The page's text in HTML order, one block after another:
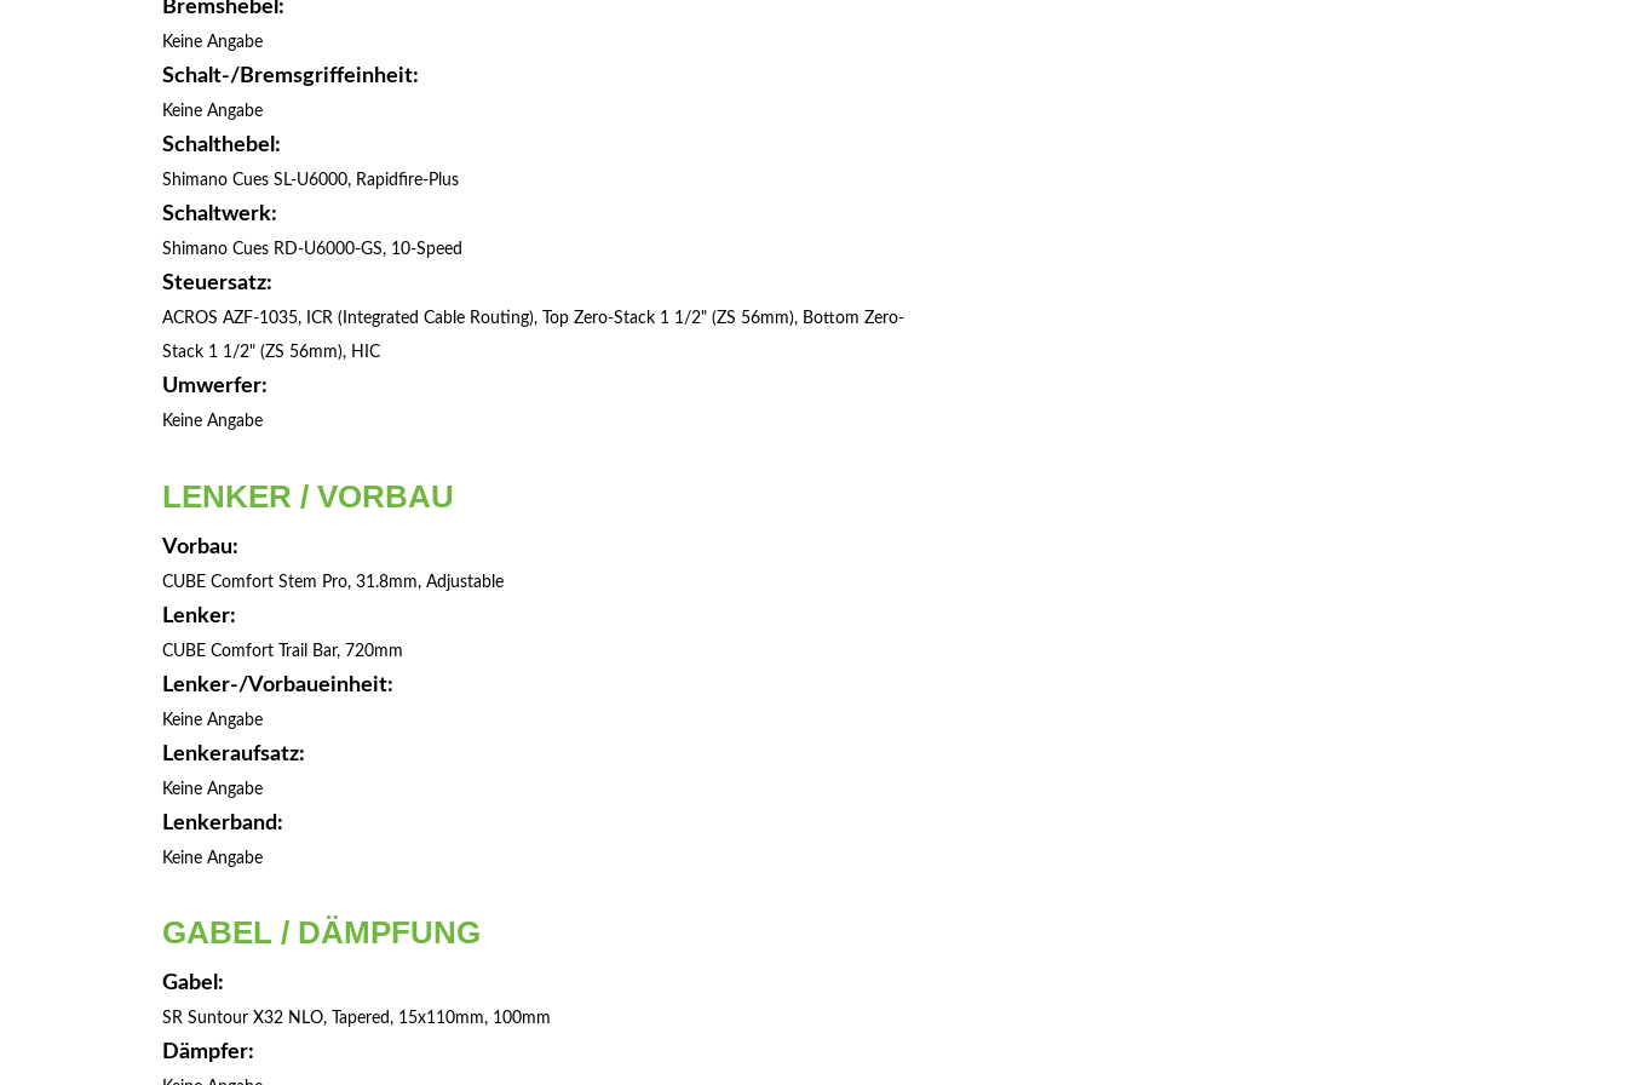
Bremshebel:
Keine Angabe
Schalt-/Bremsgriffeinheit:
Keine Angabe
Schalthebel:
Shimano Cues SL-U6000, Rapidfire-Plus
Schaltwerk:
Shimano Cues RD-U6000-GS, 10-Speed
Steuersatz:
ACROS AZF-1035, ICR (Integrated Cable Routing), Top Zero-Stack 1 1/2" (ZS 56mm), Bottom Zero-
Stack 1 1/2" (ZS 56mm), HIC
Umwerfer:
Keine Angabe
LENKER / VORBAU
Vorbau:
CUBE Comfort Stem Pro, 31.8mm, Adjustable
Lenker:
CUBE Comfort Trail Bar, 720mm
Lenker-/Vorbaueinheit:
Keine Angabe
Lenkeraufsatz:
Keine Angabe
Lenkerband:
Keine Angabe
GABEL / DÄMPFUNG
Gabel:
SR Suntour X32 NLO, Tapered, 15x110mm, 100mm
Dämpfer: